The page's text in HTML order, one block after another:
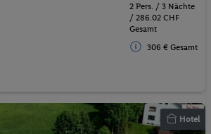
2 Pers. / 3 Nächte
/ 286.02 CHF
Gesamt
306 € Gesamt
Hotel